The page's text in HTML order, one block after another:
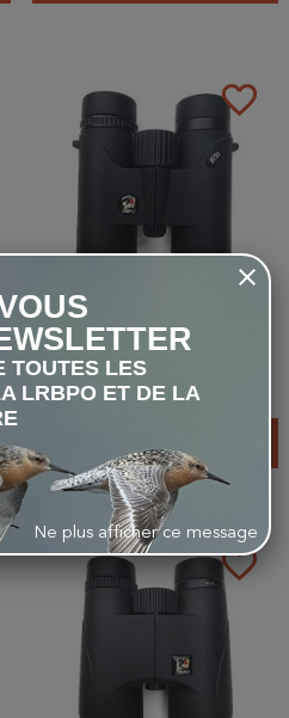
favorite_border
LRBPO - Robin 8x32 -
Jumelles
115,00 €
favorite_border
TOUTES LES
LRBPO ET DE LA
Ne plus afficher ce message